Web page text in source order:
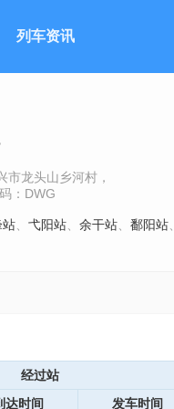
列车资讯
市龙头山乡河村，
：DWG
站 弋阳站 余干站 鄱阳站
经过站
达时间 发车时间